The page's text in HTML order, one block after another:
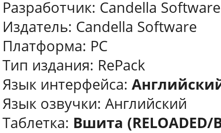
Разработчик: Candella
Издатель: Candella Software
Платформа: PC
Тип издания: RePack
Язык интерфейса:
Язык озвучки: Английский
Таблетка: Вшита (RELOADED/